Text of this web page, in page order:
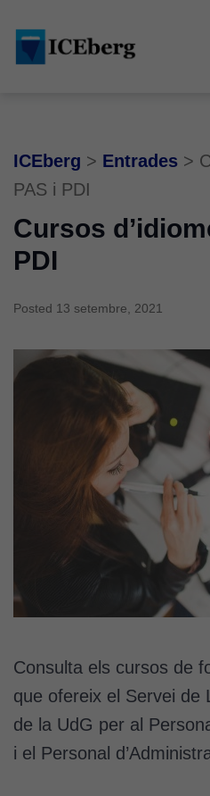
main
content
footer
ICEberg > Entrades >
PAS i PDI
Cursos
PDI
Posted 13 setembre, 2021
Consulta els cursos de
que ofereix el Servei de
de la UdG per al
i el Personal